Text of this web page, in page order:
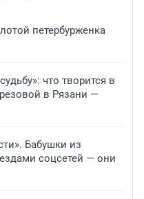
петербурженка
что творится в
в Рязани —
Бабушки из
соцсетей — они